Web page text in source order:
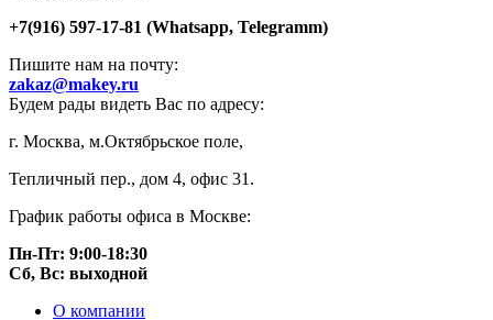
+7(916) 597-17-81 (Whatsapp, Telegramm)
Пишите нам на почту:
zakaz@makey.ru
Будем рады видеть Вас по адресу:
г. Москва, м.Октябрьское поле,
Тепличный пер., дом 4, офис 31.
График работы офиса в Москве:
Пн-Пт: 9:00-18:30
Сб, Вс: выходной
О компании